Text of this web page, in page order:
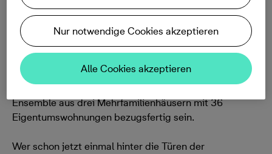
30.11.2022, 09:00
An der Alsentraße in Uetersen gehen die Bauarbeiten
für die Wohnanlage Rosenredder mit großen Schritten
voran. Spätestens in einem Jahr soll das gesamte
Ensemble aus drei Mehrfamilienhäusern mit 36
Eigentumswohnungen bezugsfertig sein.
Wer schon jetzt einmal hinter die Türen der
Nur notwendige Cookies akzeptieren
Alle Cookies akzeptieren